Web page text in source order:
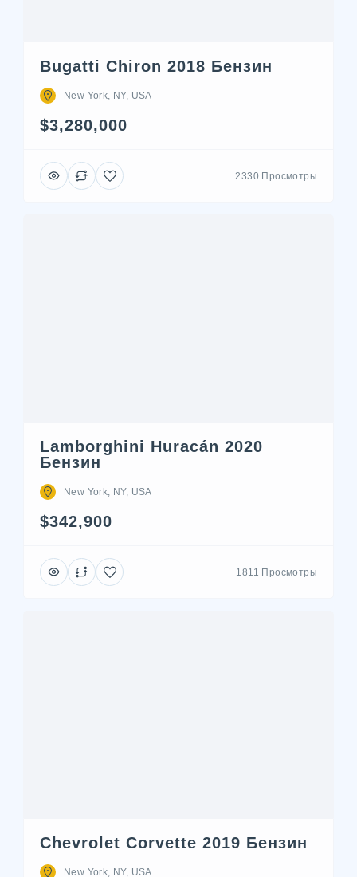
Bugatti Chiron 2018 Бензин
New York, NY, USA
$3,280,000
2330 Просмотры
Lamborghini Huracán 2020
Бензин
New York, NY, USA
$342,900
1811 Просмотры
Chevrolet Corvette 2019 Бензин
New York, NY, USA